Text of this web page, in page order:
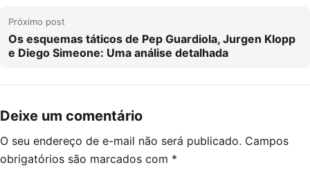
Próximo post
Os esquemas táticos de Pep Guardiola, Jurgen Klopp
e Diego Simeone: Uma análise detalhada
Deixe um comentário
O seu endereço de e-mail não será publicado. Campos
obrigatórios são marcados com *